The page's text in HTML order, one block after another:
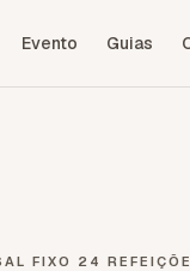
Evento Guias
FIXO 24